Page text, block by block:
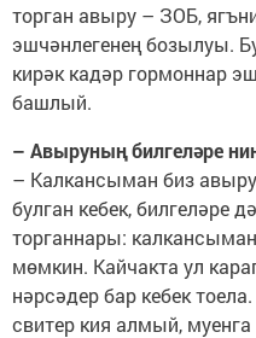
торган авыру – ЗОБ,
эшчәнлегенең бозылуы.
кирәк кадәр гормоннар
башлый.
– Авыруның билгеләре
– Калкансыман биз
булган кебек, билгеләре
торганнары:
мөмкин. Кайчакта ул
нәрсәдер бар кебек
свитер кия алмый,